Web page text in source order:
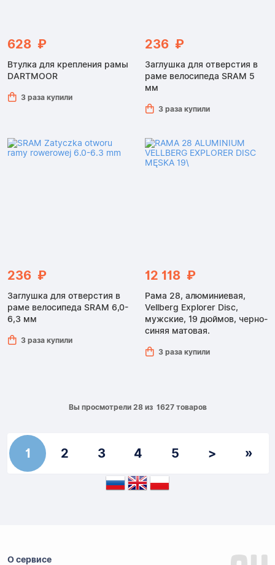
628 ₽
Втулка для крепления рамы
DARTMOOR
3 раза купили
236 ₽
Заглушка для отверстия в
раме велосипеда SRAM 5
мм
3 раза купили
236 ₽
Заглушка для отверстия в
раме велосипеда SRAM 6,0-
6,3 мм
3 раза купили
12 118 ₽
Рама 28, алюминиевая,
Vellberg Explorer Disc,
мужские, 19 дюймов, черно-
синяя матовая.
3 раза купили
Вы просмотрели 28 из 1627 товаров
1 2 3 4 5 > »
О сервисе